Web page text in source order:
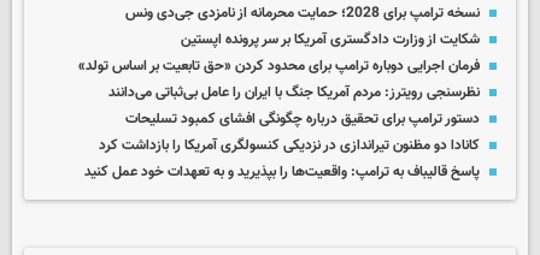
نسخه ترامپ برای 2028؛ حمایت محرمانه از نامزدی جی‌دی ونس
شکایت از وزارت دادگستری آمریکا بر سر پرونده اپستین
فرمان اجرایی دوباره ترامپ برای محدود کردن «حق تابعیت بر اساس تولد»
نظرسنجی رویترز: مردم آمریکا جنگ با ایران را عامل بی‌ثباتی می‌دانند
دستور ترامپ برای تحقیق درباره چگونگی افشای کمبود تسلیحات
کانادا دو مظنون تیراندازی در نزدیکی کنسولگری آمریکا را بازداشت کرد
پاسخ قالیباف به ترامپ: واقعیت‌ها را بپذیرید و به تعهدات خود عمل کنید